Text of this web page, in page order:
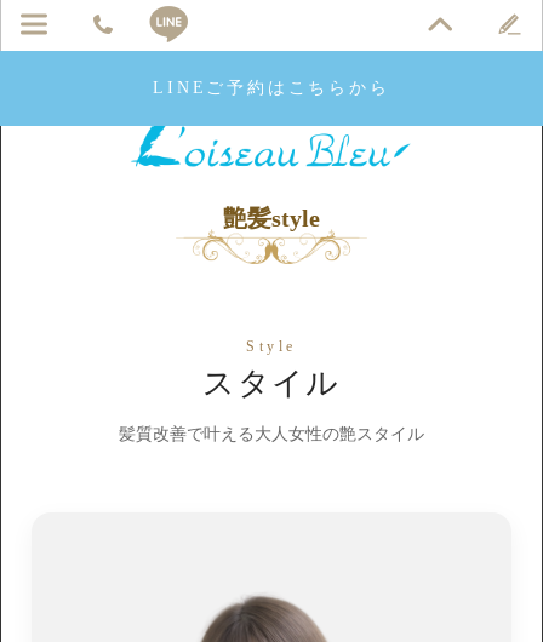
LINEご予約はこちらから
艶髪style
Style
スタイル
髪質改善で叶える大人女性の艶スタイル